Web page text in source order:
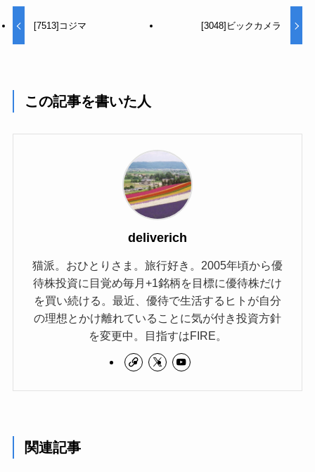
[7513]コジマ [3048]ビックカメラ
この記事を書いた人
deliverich
猫派。おひとりさま。旅行好き。2005年頃から優
待株投資に目覚め毎月+1銘柄を目標に優待株だけ
を買い続ける。最近、優待で生活するヒトが自分
の理想とかけ離れていることに気が付き投資方針
を変更中。目指すはFIRE。
関連記事